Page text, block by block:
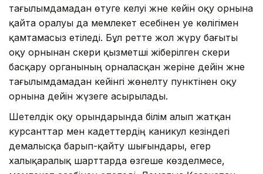
тағылымдамадан өтуге келуі және кейін оқу орнына
қайта оралуы да мемлекет есебінен әуе көлігімен
қамтамасыз етіледі. Бұл ретте жол жүру бағыты
оқу орнынан әскери қызметші жіберілген әскери
басқару органының орналасқан жеріне дейін және
тағылымдамадан кейінгі жөнелту пунктінен оқу
орнына дейін жүзеге асырылады.
Шетелдік оқу орындарында білім алып жатқан
курсанттар мен кадеттердің каникул кезіндегі
демалысқа барып-қайту шығындары, егер
халықаралық шарттарда өзгеше көзделмесе,